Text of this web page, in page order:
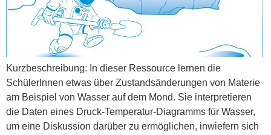
Kurzbeschreibung: In dieser Ressource lernen die
SchülerInnen etwas über Zustandsänderungen von Materie
am Beispiel von Wasser auf dem Mond. Sie interpretieren
die Daten eines Druck-Temperatur-Diagramms für Wasser,
um eine Diskussion darüber zu ermöglichen, inwiefern sich